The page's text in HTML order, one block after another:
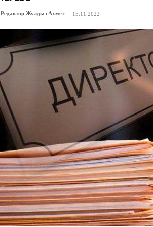
Редактор Жулдыз Ахмет - 15.11.2022